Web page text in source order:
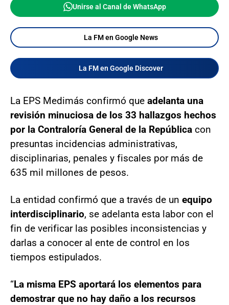
Unirse al Canal de WhatsApp
La FM en Google News
La FM en Google Discover
La EPS Medimás confirmó que adelanta una
revisión minuciosa de los 33 hallazgos hechos
por la Contraloría General de la República con
presuntas incidencias administrativas,
disciplinarias, penales y fiscales por más de
635 mil millones de pesos.
La entidad confirmó que a través de un equipo
interdisciplinario, se adelanta esta labor con el
fin de verificar las posibles inconsistencias y
darlas a conocer al ente de control en los
tiempos estipulados.
“La misma EPS aportará los elementos para
demostrar que no hay daño a los recursos